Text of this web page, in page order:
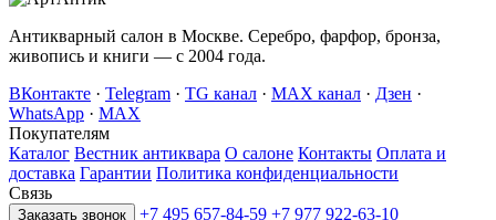
Антикварный салон в Москве. Серебро, фарфор, бронза,
живопись и книги — с 2004 года.
ВКонтакте · Telegram · TG канал · MAX канал · Дзен ·
WhatsApp · MAX
Покупателям
Каталог Вестник антиквара О салоне Контакты Оплата и
доставка Гарантии Политика конфиденциальности
Связь
Заказать звонок +7 495 657-84-59 +7 977 922-63-10